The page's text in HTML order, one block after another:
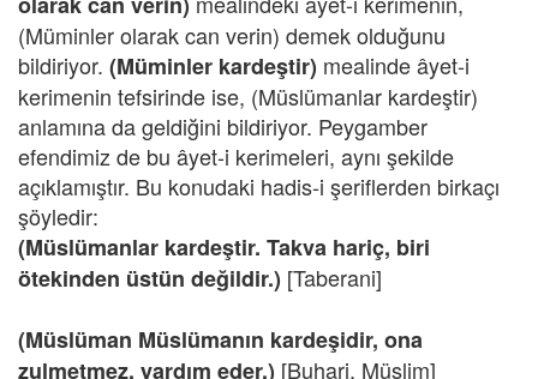
(Müminler olarak can verin) demek olduğunu
bildiriyor. (Müminler kardeştir) mealinde âyet-i
kerimenin tefsirinde ise, (Müslümanlar kardeştir)
anlamına da geldiğini bildiriyor. Peygamber
efendimiz de bu âyet-i kerimeleri, aynı şekilde
açıklamıştır. Bu konudaki hadis-i şeriflerden birkaçı
şöyledir:
(Müslümanlar kardeştir. Takva hariç, biri
ötekinden üstün değildir.) [Taberani]
(Müslüman Müslümanın kardeşidir, ona
zulmetmez, yardım eder.) [Buhari, Müslim]